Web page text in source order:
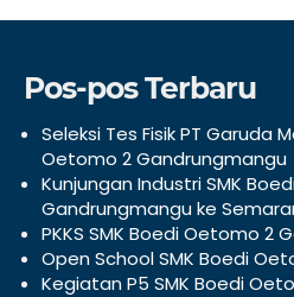
Pos-pos Terbaru
Seleksi Tes Fisik PT Garuda
Oetomo 2 Gandrungmangu
Kunjungan Industri SMK
Gandrungmangu ke
PKKS SMK Boedi Oetomo 2
Open School SMK Boedi
Kegiatan P5 SMK Boedi